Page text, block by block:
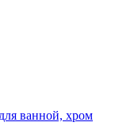
ванной, хром